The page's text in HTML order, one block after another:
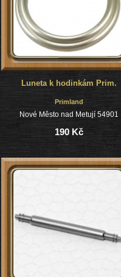
Luneta k hodinkám Prim.
Primland
Nové Město nad Metují 54901
190 Kč